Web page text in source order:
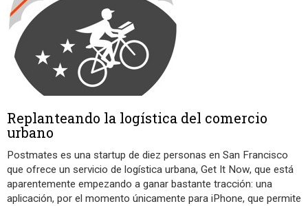
Replanteando la logística del comercio
urbano
Postmates es una startup de diez personas en San Francisco
que ofrece un servicio de logística urbana, Get It Now, que está
aparentemente empezando a ganar bastante tracción: una
aplicación, por el momento únicamente para iPhone, que permite